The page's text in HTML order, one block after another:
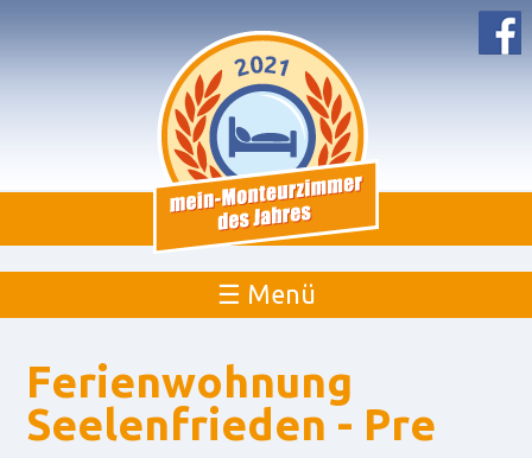
☰ Menü
Ferienwohnung
Seelenfrieden - Pre